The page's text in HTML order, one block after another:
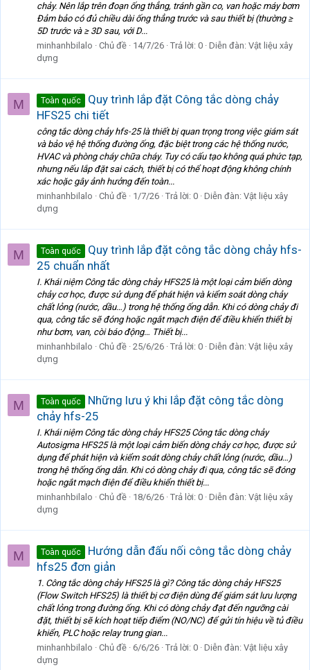
chảy. Nên lắp trên đoạn ống thẳng, tránh gần co, van hoặc máy bơm
Đảm bảo có đủ chiều dài ống thẳng trước và sau thiết bị (thường ≥
5D trước và ≥ 3D sau, với D...
minhanhbilalo
Chủ đề 14/7/26 Trả lời: 0 Diễn đàn: Vật liệu xây
dựng
M Toàn quốc
Quy trình lắp đặt Công tắc dòng chảy
HFS25 chi tiết
công tắc dòng chảy hfs-25 là thiết bị quan trọng trong việc giám sát
và bảo vệ hệ thống đường ống, đặc biệt trong các hệ thống nước,
HVAC và phòng cháy chữa cháy. Tuy có cấu tạo không quá phức tạp,
nhưng nếu lắp đặt sai cách, thiết bị có thể hoạt động không chính
xác hoặc gây ảnh hưởng đến toàn...
minhanhbilalo
Chủ đề 1/7/26 Trả lời: 0 Diễn đàn: Vật liệu xây
dựng
M Toàn quốc
Quy trình lắp đặt công tắc dòng chảy hfs-
25 chuẩn nhất
I. Khái niệm Công tắc dòng chảy HFS25 là một loại cảm biến dòng
chảy cơ học, được sử dụng để phát hiện và kiểm soát dòng chảy
chất lỏng (nước, dầu…) trong hệ thống ống dẫn. Khi có dòng chảy đi
qua, công tắc sẽ đóng hoặc ngắt mạch điện để điều khiển thiết bị
như bơm, van, còi báo động… Thiết bị...
minhanhbilalo
Chủ đề 25/6/26 Trả lời: 0 Diễn đàn: Vật liệu xây
dựng
M Toàn quốc
Những lưu ý khi lắp đặt công tắc dòng
chảy hfs-25
I. Khái niệm Công tắc dòng chảy HFS25 Công tắc dòng chảy
Autosigma HFS25 là một loại cảm biến dòng chảy cơ học, được sử
dụng để phát hiện và kiểm soát dòng chảy chất lỏng (nước, dầu…)
trong hệ thống ống dẫn. Khi có dòng chảy đi qua, công tắc sẽ đóng
hoặc ngắt mạch điện để điều khiển thiết bị...
minhanhbilalo
Chủ đề 18/6/26 Trả lời: 0 Diễn đàn: Vật liệu xây
dựng
M Toàn quốc
Hướng dẫn đấu nối công tắc dòng chảy
hfs25 đơn giản
1. Công tắc dòng chảy HFS25 là gì? Công tắc dòng chảy HFS25
(Flow Switch HFS25) là thiết bị cơ điện dùng để giám sát lưu lượng
chất lỏng trong đường ống. Khi có dòng chảy đạt đến ngưỡng cài
đặt, thiết bị sẽ kích hoạt tiếp điểm (NO/NC) để gửi tín hiệu về tủ điều
khiển, PLC hoặc relay trung gian...
minhanhbilalo
Chủ đề 6/6/26 Trả lời: 0 Diễn đàn: Vật liệu xây
dựng